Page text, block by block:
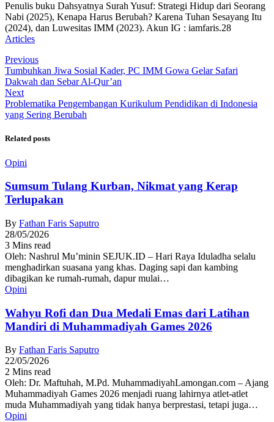
Penulis buku Dahsyatnya Surah Yusuf: Strategi Hidup dari Seorang
Nabi (2025), Kenapa Harus Berubah? Karena Tuhan Sesayang Itu
(2024), dan Luwesitas IMM (2023). Akun IG : iamfaris.28
Articles
Previous
Tumbuhkan Jiwa Sosial Kader, PC IMM Gowa Gelar Safari
Dakwah dan Sebar Al-Qur’an
Next
Problematika Pengembangan Kurikulum Pendidikan di Indonesia
yang Sering Berubah
Related posts
Opini
Sumsum Tulang Kurban, Nikmat yang Kerap
Terlupakan
By Fathan Faris Saputro
28/05/2026
3 Mins read
Oleh: Nashrul Mu’minin SEJUK.ID – Hari Raya Iduladha selalu
menghadirkan suasana yang khas. Daging sapi dan kambing
dibagikan ke rumah-rumah, dapur mulai…
Opini
Wahyu Rofi dan Dua Medali Emas dari Latihan
Mandiri di Muhammadiyah Games 2026
By Fathan Faris Saputro
22/05/2026
2 Mins read
Oleh: Dr. Maftuhah, M.Pd. MuhammadiyahLamongan.com – Ajang
Muhammadiyah Games 2026 menjadi ruang lahirnya atlet-atlet
muda Muhammadiyah yang tidak hanya berprestasi, tetapi juga…
Opini